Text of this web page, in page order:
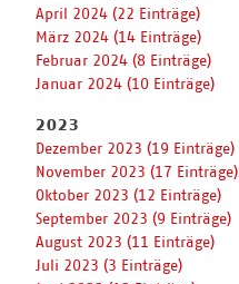
April 2024 (22 Einträge)
März 2024 (14 Einträge)
Februar 2024 (8 Einträge)
Januar 2024 (10 Einträge)
2023
Dezember 2023 (19 Einträge)
November 2023 (17 Einträge)
Oktober 2023 (12 Einträge)
September 2023 (9 Einträge)
August 2023 (11 Einträge)
Juli 2023 (3 Einträge)